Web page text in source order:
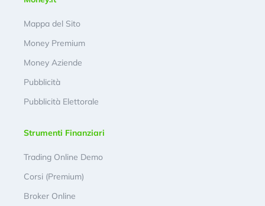
Mappa del Sito
Money Premium
Money Aziende
Pubblicità
Pubblicità Elettorale
Strumenti Finanziari
Trading Online Demo
Corsi (Premium)
Broker Online